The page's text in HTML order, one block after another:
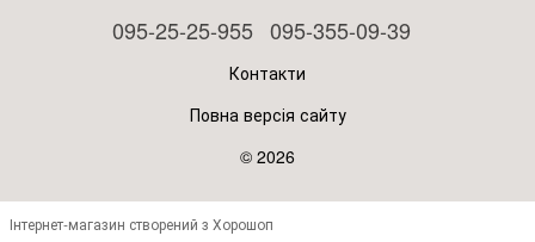
095-25-25-955 095-355-09-39
Контакти
Повна версія сайту
© 2026
Інтернет-магазин створений з Хорошоп